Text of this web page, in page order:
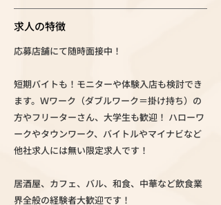
求人の特徴
応募店舗にて随時面接中！
短期バイトも！モニターや体験入店も検討でき
ます。Ｗワーク（ダブルワーク＝掛け持ち）の
方やフリーターさん、大学生も歓迎！ ハローワ
ークやタウンワーク、バイトルやマイナビなど
他社求人には無い限定求人です！
居酒屋、カフェ、バル、和食、中華など飲食業
界全般の経験者大歓迎です！